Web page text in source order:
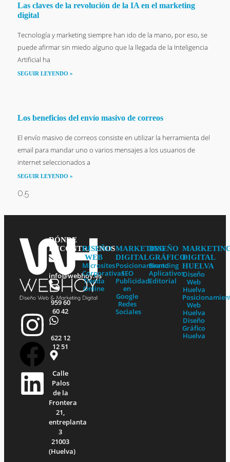
Las claves de la revolución de la IA en el marketing
digital
Tecnología y marketing siempre han ido de la mano, por eso, se
puede afirmar sin miedo alguno que la llegada de la Inteligencia
Artificial ha
SEGUIR LEYENDO »
Los beneficios del envío masivo de correos
El envío masivo de correos consiste en utilizar la herramienta del
email para mandar uno o varios mensajes a los usuarios de
internet seleccionados a
SEGUIR LEYENDO »
I
n
s
t
F
a
c
e
L
i
n
k
DÓNDE
ENCONTRARNOS
info@webhoy.es
959 60
60 42
622 12
12 51
Calle
Palos
de la
Frontera
21,
entreplanta
3
21003
(Huelva)
DISEÑO
WEB
Microsites
Corporativas
Tienda
Online
MARKETING
DIGITAL
Posicionamiento
SEO
Publicidad
en
Google
Redes
Sociales
DISEÑO
GRÁFICO
Branding
Aplicativos
Editorial
DIGITAL
HUELVA
Diseño
Web
Huelva
Web
Huelva
Diseño
Gráfico
Huelva